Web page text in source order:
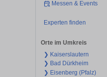
Messen & Events
Experten finden
Orte im Umkreis
❯ Kaiserslautern
❯ Bad Dürkheim
❯ Eisenberg (Pfalz)